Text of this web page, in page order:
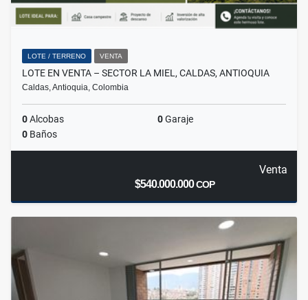
LOTE / TERRENO VENTA
LOTE EN VENTA – SECTOR LA MIEL, CALDAS, ANTIOQUIA
Caldas, Antioquia, Colombia
0Alcobas 0Garaje
0 Baños
Venta
$540.000.000COP